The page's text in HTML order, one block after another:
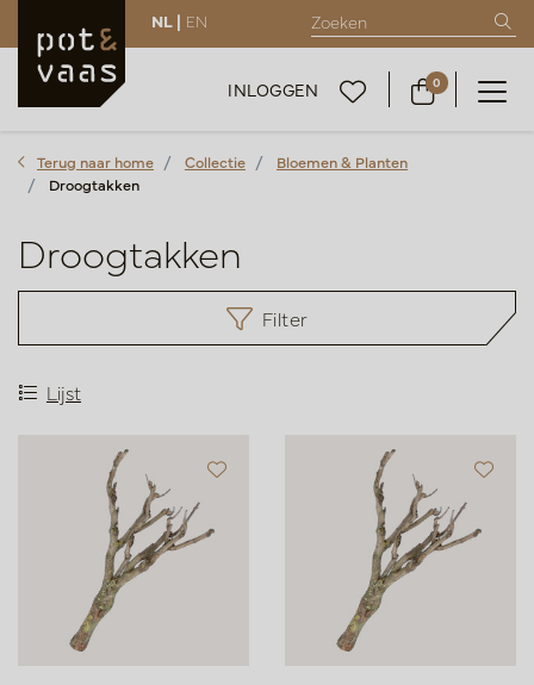
NL | EN
INLOGGEN 0
Terug naar home Collectie
Bloemen & Planten
Droogtakken
Droogtakken
Filter
Lijst